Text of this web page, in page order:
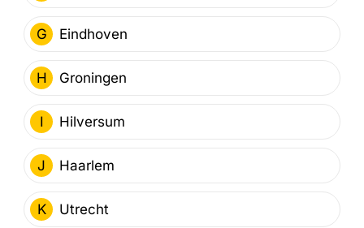
G Eindhoven
H Groningen
I Hilversum
J Haarlem
K Utrecht